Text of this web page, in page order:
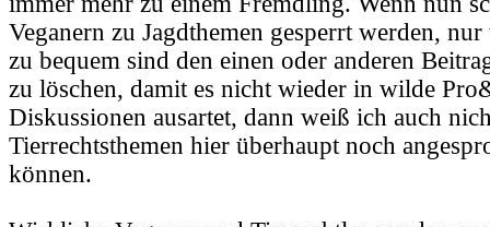
Veganern zu Jagdthemen gesperrt werden,
zu bequem sind den einen oder anderen
zu löschen, damit es nicht wieder in wilde
Diskussionen ausartet, dann weiß ich auch
Tierrechtsthemen hier überhaupt noch
können.